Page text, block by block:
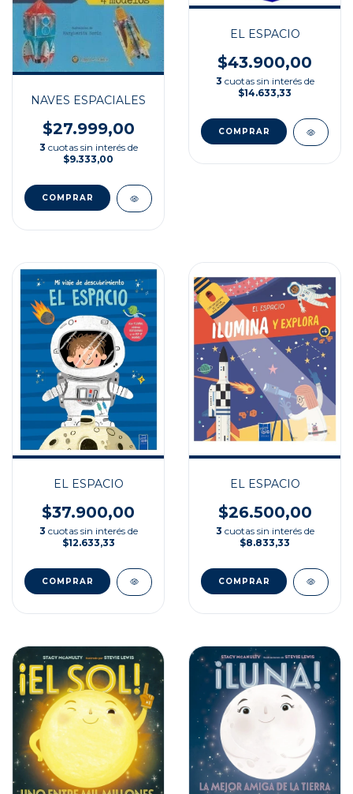
NAVES ESPACIALES
$27.999,00
3 cuotas sin interés de
$9.333,00
EL ESPACIO
$43.900,00
3 cuotas sin interés de
$14.633,33
EL ESPACIO
$37.900,00
3 cuotas sin interés de
$12.633,33
EL ESPACIO
$26.500,00
3 cuotas sin interés de
$8.833,33